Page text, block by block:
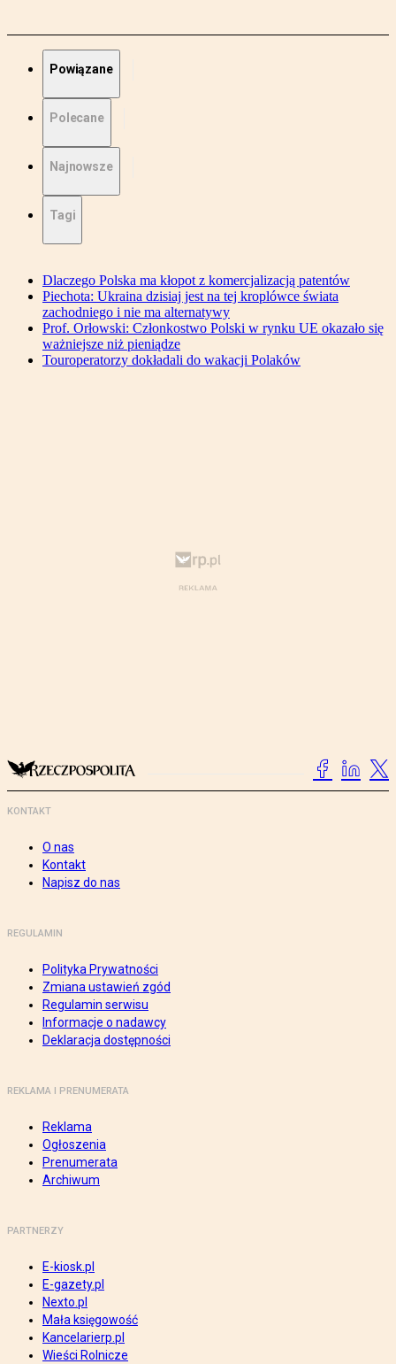
Powiązane
Polecane
Najnowsze
Tagi
Dlaczego Polska ma kłopot z komercjalizacją patentów
Piechota: Ukraina dzisiaj jest na tej kroplówce świata
zachodniego i nie ma alternatywy
Prof. Orłowski: Członkostwo Polski w rynku UE okazało się
ważniejsze niż pieniądze
Touroperatorzy dokładali do wakacji Polaków
KONTAKT
O nas
Kontakt
Napisz do nas
REGULAMIN
Polityka Prywatności
Zmiana ustawień zgód
Regulamin serwisu
Informacje o nadawcy
Deklaracja dostępności
REKLAMA I PRENUMERATA
Reklama
Ogłoszenia
Prenumerata
Archiwum
PARTNERZY
E-kiosk.pl
E-gazety.pl
Nexto.pl
Mała księgowość
Kancelarierp.pl
Wieści Rolnicze